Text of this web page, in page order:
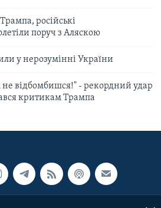
російські
поруч з Аляскою
у нерозумінні України
не відбомбишся!" - рекордний удар
критикам Трампа